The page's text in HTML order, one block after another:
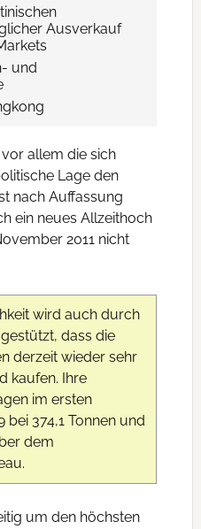
Ausverkauf
und
allem die sich
Lage den
nach Auffassung
ein neues Allzeithoch
2011 nicht
wird auch durch
dass die
derzeit wieder sehr
kaufen. Ihre
im ersten
bei 374,1 Tonnen und
dem
um den höchsten